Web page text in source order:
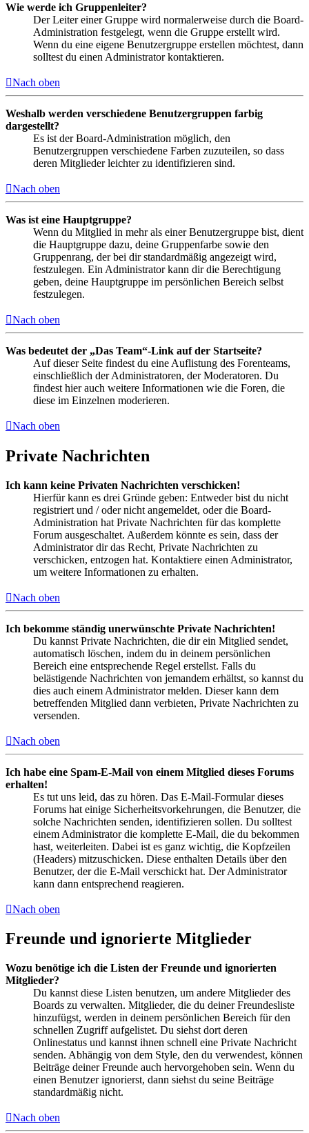
Wie werde ich Gruppenleiter?
Der Leiter einer Gruppe wird normalerweise durch die Board-
Administration festgelegt, wenn die Gruppe erstellt wird.
Wenn du eine eigene Benutzergruppe erstellen möchtest, dann
solltest du einen Administrator kontaktieren.
Nach oben
Weshalb werden verschiedene Benutzergruppen farbig
dargestellt?
Es ist der Board-Administration möglich, den
Benutzergruppen verschiedene Farben zuzuteilen, so dass
deren Mitglieder leichter zu identifizieren sind.
Nach oben
Was ist eine Hauptgruppe?
Wenn du Mitglied in mehr als einer Benutzergruppe bist, dient
die Hauptgruppe dazu, deine Gruppenfarbe sowie den
Gruppenrang, der bei dir standardmäßig angezeigt wird,
festzulegen. Ein Administrator kann dir die Berechtigung
geben, deine Hauptgruppe im persönlichen Bereich selbst
festzulegen.
Nach oben
Was bedeutet der „Das Team“-Link auf der Startseite?
Auf dieser Seite findest du eine Auflistung des Forenteams,
einschließlich der Administratoren, der Moderatoren. Du
findest hier auch weitere Informationen wie die Foren, die
diese im Einzelnen moderieren.
Nach oben
Private Nachrichten
Ich kann keine Privaten Nachrichten verschicken!
Hierfür kann es drei Gründe geben: Entweder bist du nicht
registriert und / oder nicht angemeldet, oder die Board-
Administration hat Private Nachrichten für das komplette
Forum ausgeschaltet. Außerdem könnte es sein, dass der
Administrator dir das Recht, Private Nachrichten zu
verschicken, entzogen hat. Kontaktiere einen Administrator,
um weitere Informationen zu erhalten.
Nach oben
Ich bekomme ständig unerwünschte Private Nachrichten!
Du kannst Private Nachrichten, die dir ein Mitglied sendet,
automatisch löschen, indem du in deinem persönlichen
Bereich eine entsprechende Regel erstellst. Falls du
belästigende Nachrichten von jemandem erhältst, so kannst du
dies auch einem Administrator melden. Dieser kann dem
betreffenden Mitglied dann verbieten, Private Nachrichten zu
versenden.
Nach oben
Ich habe eine Spam-E-Mail von einem Mitglied dieses Forums
erhalten!
Es tut uns leid, das zu hören. Das E-Mail-Formular dieses
Forums hat einige Sicherheitsvorkehrungen, die Benutzer, die
solche Nachrichten senden, identifizieren sollen. Du solltest
einem Administrator die komplette E-Mail, die du bekommen
hast, weiterleiten. Dabei ist es ganz wichtig, die Kopfzeilen
(Headers) mitzuschicken. Diese enthalten Details über den
Benutzer, der die E-Mail verschickt hat. Der Administrator
kann dann entsprechend reagieren.
Nach oben
Freunde und ignorierte Mitglieder
Wozu benötige ich die Listen der Freunde und ignorierten
Mitglieder?
Du kannst diese Listen benutzen, um andere Mitglieder des
Boards zu verwalten. Mitglieder, die du deiner Freundesliste
hinzufügst, werden in deinem persönlichen Bereich für den
schnellen Zugriff aufgelistet. Du siehst dort deren
Onlinestatus und kannst ihnen schnell eine Private Nachricht
senden. Abhängig von dem Style, den du verwendest, können
Beiträge deiner Freunde auch hervorgehoben sein. Wenn du
einen Benutzer ignorierst, dann siehst du seine Beiträge
standardmäßig nicht.
Nach oben